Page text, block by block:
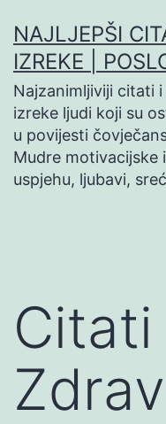
na
sadržaj
NAJLJEPŠI
IZREKE |
Najzanimljiviji citati
izreke ljudi koji su
u povijesti
Mudre motivacijske
uspjehu, ljubavi,
Citati